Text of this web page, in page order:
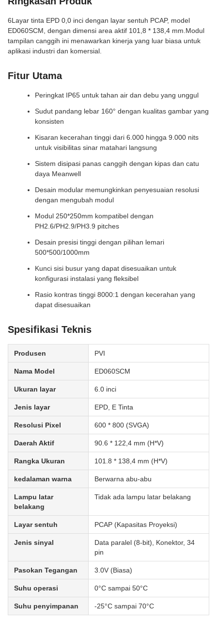
6Layar tinta EPD 0,0 inci dengan layar sentuh PCAP, model
ED060SCM, dengan dimensi area aktif 101,8 * 138,4 mm.Modul
tampilan canggih ini menawarkan kinerja yang luar biasa untuk
aplikasi industri dan komersial.
Fitur Utama
Peringkat IP65 untuk tahan air dan debu yang unggul
Sudut pandang lebar 160° dengan kualitas gambar yang
konsisten
Kisaran kecerahan tinggi dari 6.000 hingga 9.000 nits
untuk visibilitas sinar matahari langsung
Sistem disipasi panas canggih dengan kipas dan catu
daya Meanwell
Desain modular memungkinkan penyesuaian resolusi
dengan mengubah modul
Modul 250*250mm kompatibel dengan
PH2.6/PH2.9/PH3.9 pitches
Desain presisi tinggi dengan pilihan lemari
500*500/1000mm
Kunci sisi busur yang dapat disesuaikan untuk
konfigurasi instalasi yang fleksibel
Rasio kontras tinggi 8000:1 dengan kecerahan yang
dapat disesuaikan
Spesifikasi Teknis
Produsen PVI
Nama Model ED060SCM
Ukuran layar 6.0 inci
Jenis layar EPD, E Tinta
Resolusi Pixel 600 * 800 (SVGA)
Daerah Aktif 90.6 * 122,4 mm (H*V)
Rangka Ukuran 101.8 * 138,4 mm (H*V)
kedalaman warna Berwarna abu-abu
Lampu latar
belakang
Tidak ada lampu latar belakang
Layar sentuh PCAP (Kapasitas Proyeksi)
Jenis sinyal
Data paralel (8-bit), Konektor, 34
pin
Pasokan Tegangan 3.0V (Biasa)
Suhu operasi 0°C sampai 50°C
Suhu penyimpanan -25°C sampai 70°C